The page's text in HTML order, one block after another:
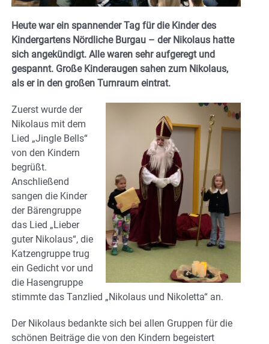
Heute war ein spannender Tag für die Kinder des
Kindergartens Nördliche Burgau – der Nikolaus hatte
sich angekündigt. Alle waren sehr aufgeregt und
gespannt. Große Kinderaugen sahen zum Nikolaus,
als er in den großen Turnraum eintrat.
Zuerst wurde der
Nikolaus mit dem
Lied „Jingle Bells“
von den Kindern
begrüßt.
Anschließend
sangen die Kinder
der Bärengruppe
das Lied „Lieber
guter Nikolaus“, die
Katzengruppe trug
ein Gedicht vor und
die Hasengruppe
stimmte das Tanzlied „Nikolaus und Nikoletta“ an.
Der Nikolaus bedankte sich bei allen Gruppen für die
schönen Beiträge die von den Kindern begeistert